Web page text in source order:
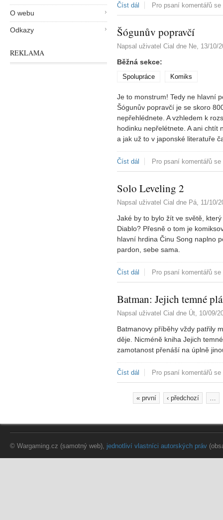
Číst dál Clever a Smart: Atomový
Pro psaní komentářů se
Šógunův popravčí
Napsal uživatel Cial dne Ne, 13/10/
Běžná sekce:
Spolupráce Komiks
Je to monstrum! Tedy ne hlavní
Šógunův popravčí je se skoro
nepřehlédnete. A vzhledem k
hodinku nepřelétnete. A ani chtít
a jak už to v japonské literatuře
Číst dál Šógunův popravčí
Pro psaní komentářů se
Solo Leveling 2
Napsal uživatel Cial dne Pá, 11/10/
Jaké by to bylo žít ve světě,
Diablo? Přesně o tom je
hlavní hrdina Činu Song naplno
pardon, sebe sama.
Číst dál Solo Leveling 2
Pro psaní komentářů se
Batman: Jejich temné
Napsal uživatel Cial dne Út, 10/09/
Batmanovy příběhy vždy patřily
děje. Nicméně kniha Jejich
zamotanost přenáší na úplně
Číst dál Batman: Jejich temné plány
Pro psaní komentářů se
« první ‹ předchozí …
O webu
Odkazy
REKLAMA
© Wargaming.cz (samotný web), jednotliví vlastníci autorských práv